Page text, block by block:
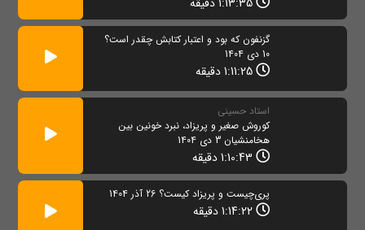
گزنفون که بود و اعتبار کتابش چقدر است؟
10 دی 1404
استاد حسینی
کوروش صغیر و پریزاد، نبرد خونین بین
هخامنشیان 3 دی 1404
پری‌چیست و پریزاد کیست؟ 26 آذر 1404